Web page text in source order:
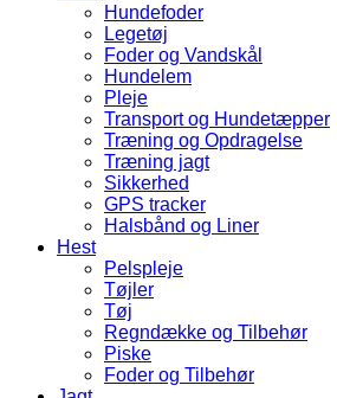
Hundefoder
Legetøj
Foder og Vandskål
Hundelem
Pleje
Transport og Hundetæpper
Træning og Opdragelse
Træning jagt
Sikkerhed
GPS tracker
Halsbånd og Liner
Hest
Pelspleje
Tøjler
Tøj
Regndække og Tilbehør
Piske
Foder og Tilbehør